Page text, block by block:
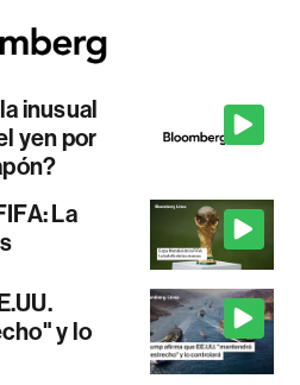
inusual
yen por
La
y lo